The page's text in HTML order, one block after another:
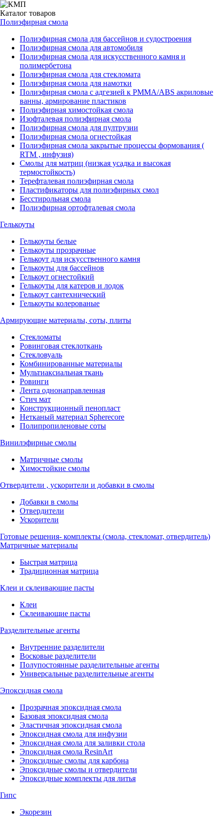
Каталог товаров
Полиэфирная смола
Полиэфирная смола для бассейнов и судостроения
Полиэфирная смола для автомобиля
Полиэфирная смола для искусственного камня и
полимербетона
Полиэфирная смола для стекломата
Полиэфирная смола для намотки
Полиэфирная смола с адгезией к РММА/АВS акриловые
ванны, армирование пластиков
Полиэфирная химостойкая смола
Изофталевая полиэфирная смола
Полиэфирная смола для пултрузии
Полиэфирная смола огнестойкая
Полиэфирная смола закрытые процессы формования (
RTM , инфузия)
Смолы для матриц (низкая усадка и высокая
термостойкость)
Терефталевая полиэфирная смола
Пластификаторы для полиэфирных смол
Бесстирольная смола
Полиэфирная ортофталевая смола
Гелькоуты
Гелькоуты белые
Гелькоуты прозрачные
Гелькоут для искусственного камня
Гелькоуты для бассейнов
Гелькоут огнестойкий
Гелькоуты для катеров и лодок
Гелькоут сантехнический
Гелькоуты колерованые
Армирующие материалы, соты, плиты
Стекломаты
Ровинговая стеклоткань
Стекловуаль
Комбинированные материалы
Мультиаксиальная ткань
Ровинги
Лента однонаправленная
Стич мат
Конструкционный пенопласт
Нетканый материал Spherecore
Полипропиленовые соты
Винилэфирные смолы
Матричные смолы
Химостойкие смолы
Отвердители , ускорители и добавки в смолы
Добавки в смолы
Отвердители
Ускорители
Готовые решения- комплекты (смола, стекломат, отвердитель)
Матричные материалы
Быстрая матрица
Традиционная матрица
Клеи и склеивающие пасты
Клеи
Склеивающие пасты
Разделительные агенты
Внутренние разделители
Восковые разделители
Полупостоянные разделительные агенты
Универсальные разделительные агенты
Эпоксидная смола
Прозрачная эпоксидная смола
Базовая эпоксидная смола
Эластичная эпоксидная смола
Эпоксидная смола для инфузии
Эпоксидная смола для заливки стола
Эпоксидная смола ResinArt
Эпоксидные смолы для карбона
Эпоксидные смолы и отвердители
Эпоксидные комплекты для литья
Гипс
Экорезин